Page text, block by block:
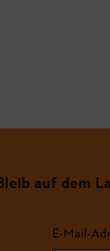
auf dem
E-Mail-